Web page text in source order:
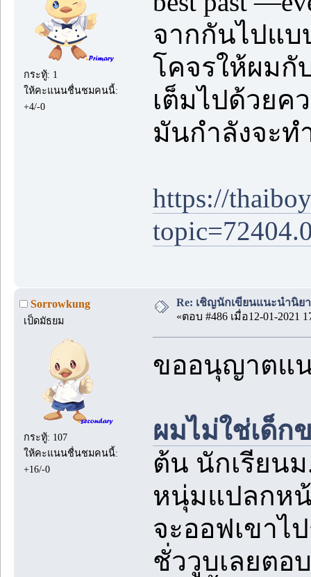
กระทู้: 1
ให้คะแนนชื่นชมคนนี้:
+4/-0
จากกันไปแบ
โคจรให้ผมกั
เต็มไปด้วยค
มันกำลังจะท
https://
Sorrowkung
เป็ดมัธยม
กระทู้: 107
ให้คะแนนชื่นชมคนนี้:
+16/-0
Re: เชิญนักเขียนแนะนำนิย
«ตอบ #486 เมื่อ12-01-2021
ขออนุญาตแ
ผมไม่ใช่เด็ก
ต้น นักเรียน
หนุ่มแปลกหน้
จะออฟเขาไ
ชั่ววูบเลยตอ